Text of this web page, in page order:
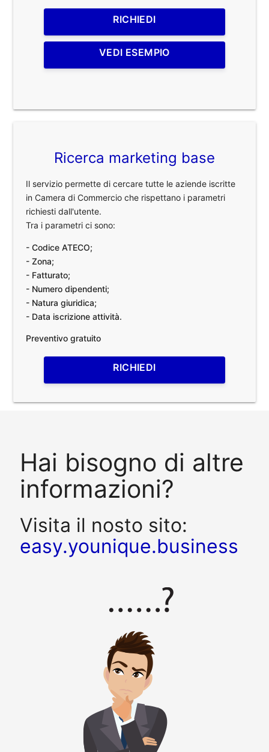
RICHIEDI
VEDI ESEMPIO
Ricerca marketing base
Il servizio permette di cercare tutte le aziende iscritte
in Camera di Commercio che rispettano i parametri
richiesti dall'utente.
Tra i parametri ci sono:
- Codice ATECO;
- Zona;
- Fatturato;
- Numero dipendenti;
- Natura giuridica;
- Data iscrizione attività.
Preventivo gratuito
RICHIEDI
Hai bisogno di altre
informazioni?
Visita il nosto sito:
easy.younique.business